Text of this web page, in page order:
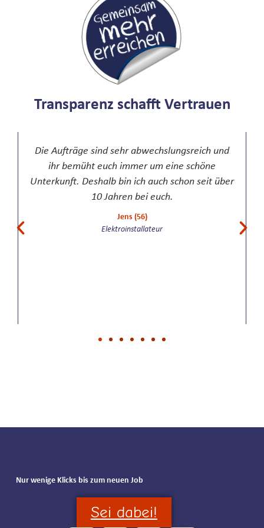
Transparenz schafft Vertrauen
Die Aufträge sind sehr abwechslungsreich und
ihr bemüht euch immer um eine schöne
Unterkunft. Deshalb bin ich auch schon seit über
10 Jahren bei euch.
Jens (56)
Elektroinstallateur
Nur wenige Klicks bis zum neuen Job
Sei dabei!